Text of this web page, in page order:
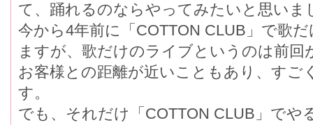
て、踊れるのならやってみたいと思いま
今から4年前に「COTTON CLUB」で歌
ますが、歌だけのライブというのは前回
お客様との距離が近いこともあり、すご
す。
でも、それだけ「COTTON CLUB」で